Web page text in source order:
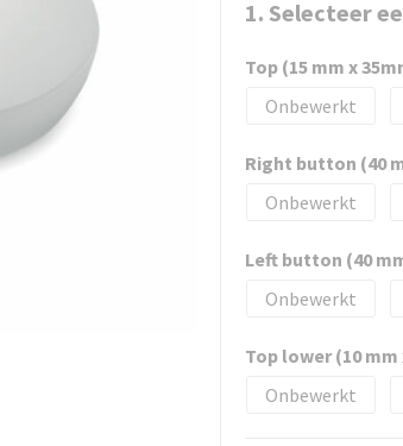
1. Selecteer
Top (15 mm x
Onbewerkt
Right button (40
Onbewerkt
Left button (40
Onbewerkt
Top lower (10 mm
Onbewerkt